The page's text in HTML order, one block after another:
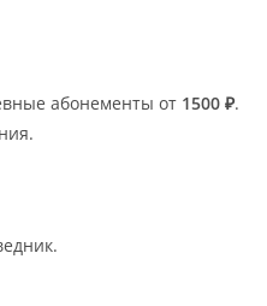
абонементы от 1500 ₽.